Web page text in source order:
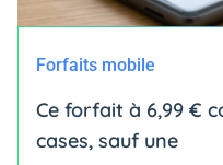
Forfaits mobile
Ce forfait à 6,99 €
cases, sauf une